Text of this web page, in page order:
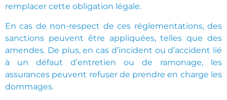
remplacer cette obligation légale.
En cas de non-respect de ces réglementations, des
sanctions peuvent être appliquées, telles que des
amendes. De plus, en cas d’incident ou d’accident lié
à un défaut d’entretien ou de ramonage, les
assurances peuvent refuser de prendre en charge les
dommages.